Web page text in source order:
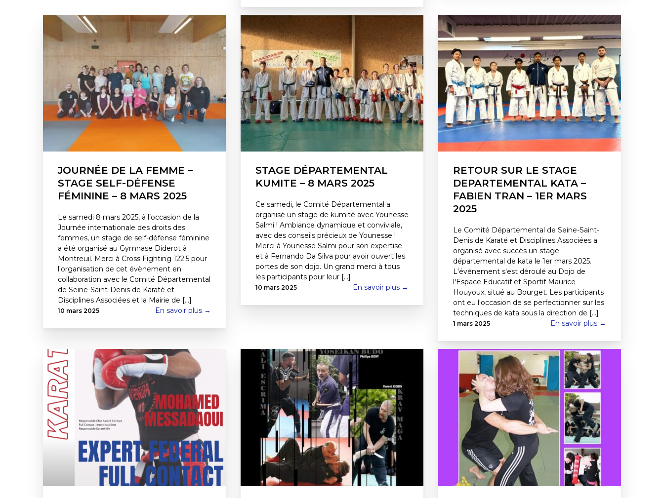
JOURNÉE DE LA FEMME –
STAGE SELF-DÉFENSE
FÉMININE – 8 MARS 2025
Le samedi 8 mars 2025, à l’occasion de la
Journée internationale des droits des
femmes, un stage de self-défense féminine
a été organisé au Gymnase Diderot à
Montreuil. Merci à Cross Fighting 122.5 pour
l'organisation de cet évènement en
collaboration avec le Comité Départemental
de Seine-Saint-Denis de Karaté et
Disciplines Associées et la Mairie de [...]
10 mars 2025 En savoir plus →
STAGE DÉPARTEMENTAL
KUMITE – 8 MARS 2025
Ce samedi, le Comité Départemental a
organisé un stage de kumité avec Younesse
Salmi ! Ambiance dynamique et conviviale,
avec des conseils précieux de Younesse !
Merci à Younesse Salmi pour son expertise
et à Fernando Da Silva pour avoir ouvert les
portes de son dojo. Un grand merci à tous
les participants pour leur [...]
10 mars 2025 En savoir plus →
RETOUR SUR LE STAGE
DEPARTEMENTAL KATA –
FABIEN TRAN – 1ER MARS
2025
Le Comité Départemental de Seine-Saint-
Denis de Karaté et Disciplines Associées a
organisé avec succès un stage
départemental de kata le 1er mars 2025.
L'événement s'est déroulé au Dojo de
l'Espace Educatif et Sportif Maurice
Houyoux, situé au Bourget. Les participants
ont eu l'occasion de se perfectionner sur les
techniques de kata sous la direction de [...]
1 mars 2025 En savoir plus →